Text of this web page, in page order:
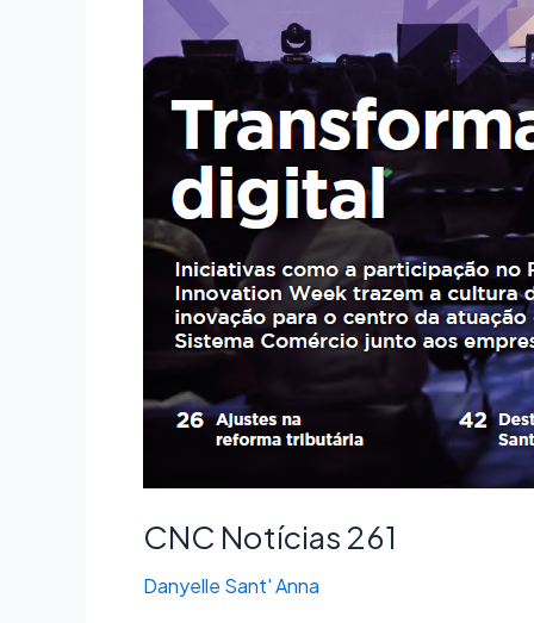
CNC Notícias 261
Danyelle Sant' Anna